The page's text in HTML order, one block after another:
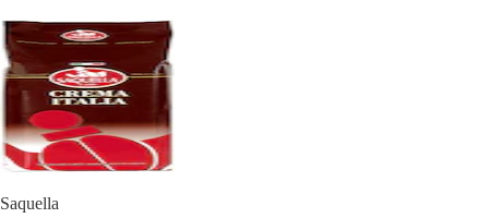
Saquella